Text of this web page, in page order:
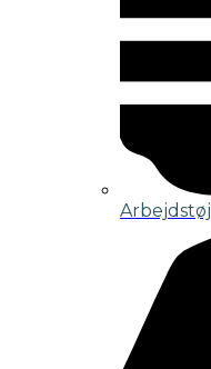
Arbejdstøj